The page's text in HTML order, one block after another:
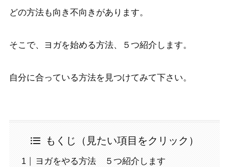
どの方法も向き不向きがあります。
そこで、ヨガを始める方法、５つ紹介します。
自分に合っている方法を見つけてみて下さい。
もくじ（見たい項目をクリック）
ヨガをやる方法 ５つ紹介します